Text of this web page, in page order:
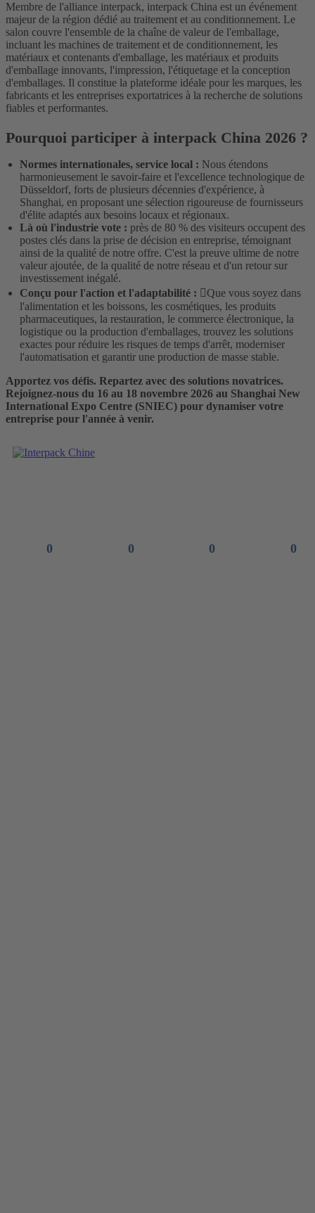
Membre de l'alliance interpack, interpack China est un événement
majeur de la région dédié au traitement et au conditionnement. Le
salon couvre l'ensemble de la chaîne de valeur de l'emballage,
incluant les machines de traitement et de conditionnement, les
matériaux et contenants d'emballage, les matériaux et produits
d'emballage innovants, l'impression, l'étiquetage et la conception
d'emballages. Il constitue la plateforme idéale pour les marques, les
fabricants et les entreprises exportatrices à la recherche de solutions
fiables et performantes.
Pourquoi participer à interpack China 2026 ?
Normes internationales, service local : Nous étendons
harmonieusement le savoir-faire et l'excellence technologique de
Düsseldorf, forts de plusieurs décennies d'expérience, à
Shanghai, en proposant une sélection rigoureuse de fournisseurs
d'élite adaptés aux besoins locaux et régionaux.
Là où l'industrie vote : près de 80 % des visiteurs occupent des
postes clés dans la prise de décision en entreprise, témoignant
ainsi de la qualité de notre offre. C'est la preuve ultime de notre
valeur ajoutée, de la qualité de notre réseau et d'un retour sur
investissement inégalé.
Conçu pour l'action et l'adaptabilité : Que vous soyez dans
l'alimentation et les boissons, les cosmétiques, les produits
pharmaceutiques, la restauration, le commerce électronique, la
logistique ou la production d'emballages, trouvez les solutions
exactes pour réduire les risques de temps d'arrêt, moderniser
l'automatisation et garantir une production de masse stable.
Apportez vos défis. Repartez avec des solutions novatrices.
Rejoignez-nous du 16 au 18 novembre 2026 au Shanghai New
International Expo Centre (SNIEC) pour dynamiser votre
entreprise pour l'année à venir.
0 0 0 0